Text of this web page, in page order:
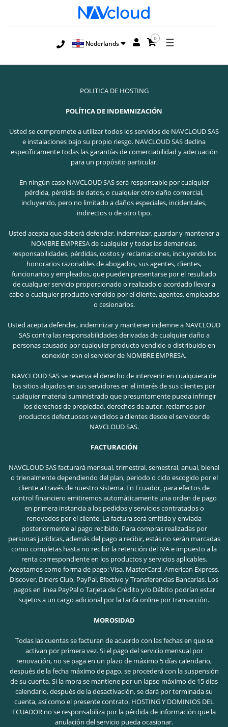
Nederlands
0 ☰
POLITICA DE HOSTING
POLÍTICA DE INDEMNIZACIÓN
Usted se compromete a utilizar todos los servicios de NAVCLOUD SAS
e instalaciones bajo su propio riesgo. NAVCLOUD SAS declina
específicamente todas las garantías de comerciabilidad y adecuación
para un propósito particular.
En ningún caso NAVCLOUD SAS será responsable por cualquier
pérdida, pérdida de datos, o cualquier otro daño comercial,
incluyendo, pero no limitado a daños especiales, incidentales,
indirectos o de otro tipo.
Usted acepta que deberá defender, indemnizar, guardar y mantener a
NOMBRE EMPRESA de cualquier y todas las demandas,
responsabilidades, pérdidas, costos y reclamaciones, incluyendo los
honorarios razonables de abogados, sus agentes, clientes,
funcionarios y empleados, que pueden presentarse por el resultado
de cualquier servicio proporcionado o realizado o acordado llevar a
cabo o cualquier producto vendido por el cliente, agentes, empleados
o cesionarios.
Usted acepta defender, indemnizar y mantener indemne a NAVCLOUD
SAS contra las responsabilidades derivadas de cualquier daño a
personas causado por cualquier producto vendido o distribuido en
conexión con el servidor de NOMBRE EMPRESA.
NAVCLOUD SAS se reserva el derecho de intervenir en cualquiera de
los sitios alojados en sus servidores en el interés de sus clientes por
cualquier material suministrado que presuntamente pueda infringir
los derechos de propiedad, derechos de autor, reclamos por
productos defectuosos vendidos a clientes desde el servidor de
NAVCLOUD SAS.
FACTURACIÓN
NAVCLOUD SAS facturará mensual, trimestral, semestral, anual, bienal
o trienalmente dependiendo del plan, periodo o ciclo escogido por el
cliente a través de nuestro sistema. En Ecuador, para efectos de
control financiero emitiremos automáticamente una orden de pago
en primera instancia a los pedidos y servicios contratados o
renovados por el cliente. La factura será emitida y enviada
posteriormente al pago recibido. Para compras realizadas por
personas jurídicas, además del pago a recibir, estás no serán marcadas
como completas hasta no recibir la retención del IVA e impuesto a la
renta correspondiente en los productos y servicios aplicables.
Aceptamos como forma de pago: Visa, MasterCard, American Express,
Discover, Diners Club, PayPal, Efectivo y Transferencias Bancarias. Los
pagos en línea PayPal o Tarjeta de Crédito y/o Débito podrían estar
sujetos a un cargo adicional por la tarifa online por transacción.
MOROSIDAD
Todas las cuentas se facturan de acuerdo con las fechas en que se
activan por primera vez. Si el pago del servicio mensual por
renovación, no se paga en un plazo de máximo 5 días calendario,
después de la fecha máximo de pago, se procederá con la suspensión
de su cuenta. Si la mora se mantiene por un lapso máximo de 15 días
calendario, después de la desactivación, se dará por terminada su
cuenta, así como el presente contrato. HOSTING Y DOMINIOS DEL
ECUADOR no se responsabiliza por la pérdida de información que la
anulación del servicio pueda ocasionar.